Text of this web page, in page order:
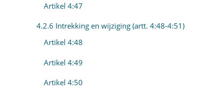
Artikel 4:47
4.2.6 Intrekking en wijziging (artt. 4:48-4:51)
Artikel 4:48
Artikel 4:49
Artikel 4:50